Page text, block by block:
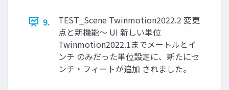
9.
TEST_Scene Twinmotion2022.2 変更
点と新機能～ UI 新しい単位
Twinmotion2022.1までメートルとイ
ンチ のみだった単位設定に、新たにセ
ンチ・フィートが追加 されました。